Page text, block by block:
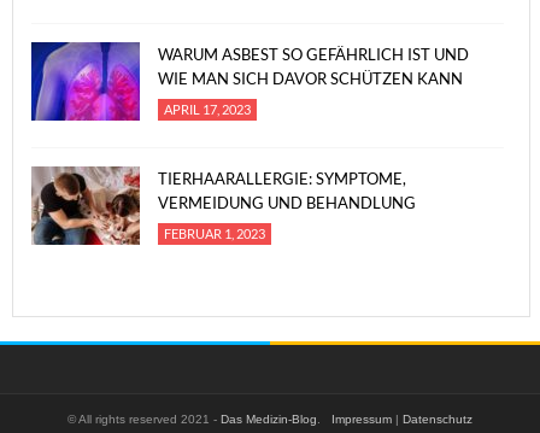
WARUM ASBEST SO GEFÄHRLICH IST UND
WIE MAN SICH DAVOR SCHÜTZEN KANN
APRIL 17, 2023
TIERHAARALLERGIE: SYMPTOME,
VERMEIDUNG UND BEHANDLUNG
FEBRUAR 1, 2023
© All rights reserved 2021 - Das Medizin-Blog Impressum | Datenschutz